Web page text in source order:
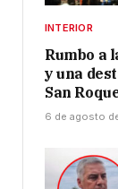
INTERIOR
Rumbo a
y una
San
6 de agosto